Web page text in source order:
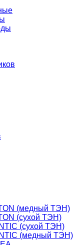
(медный ТЭН)
(сухой ТЭН)
(сухой ТЭН)
(медный ТЭН)